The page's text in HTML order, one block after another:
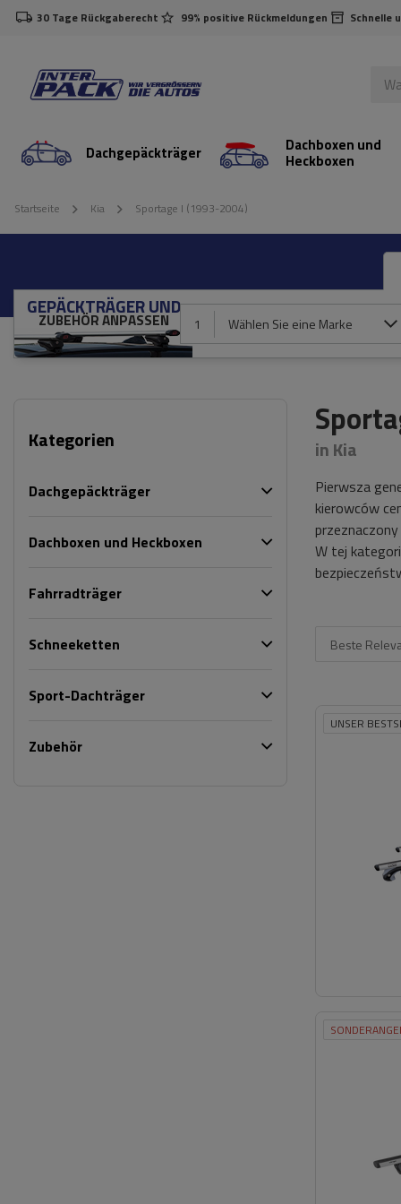
30 Tage Rückgaberecht 99% positive Rückmeldungen Schnelle
Dachgepäckträger Dachboxen und
Heckboxen
Startseite Kia Sportage I (1993-2004)
GEPÄCKTRÄGER UND
ZUBEHÖR ANPASSEN 1 Wählen Sie eine Marke
Kategorien
Dachgepäckträger
Dachboxen und Heckboxen
Fahrradträger
Schneeketten
Sport-Dachträger
Zubehör
in Kia
Pierwsza
kierowców
W tej
Beste
UNSER